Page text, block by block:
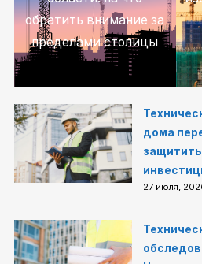
обратить внимание за
пределами столицы
дома
27 июля,